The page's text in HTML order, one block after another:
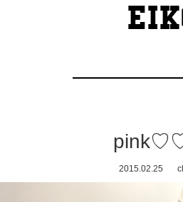
2015.02.25